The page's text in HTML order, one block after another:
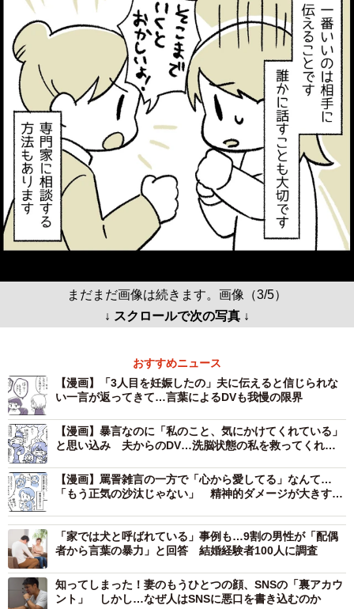
まだまだ画像は続きます。画像（3/5）
↓ スクロールで次の写真 ↓
おすすめニュース
【漫画】「3人目を妊娠したの」夫に伝えると信じられな
い一言が返ってきて…言葉によるDVも我慢の限界
【漫画】暴言なのに「私のこと、気にかけてくれている」
と思い込み 夫からのDV…洗脳状態の私を救ってくれ
【漫画】罵詈雑言の一方で「心から愛してる」なんて…
「もう正気の沙汰じゃない」 精神的ダメージが大きすぎ
「家では犬と呼ばれている」事例も…9割の男性が「配偶
者から言葉の暴力」と回答 結婚経験者100人に調査
知ってしまった！妻のもうひとつの顔、SNSの「裏アカウ
ント」 しかし…なぜ人はSNSに悪口を書き込むのか